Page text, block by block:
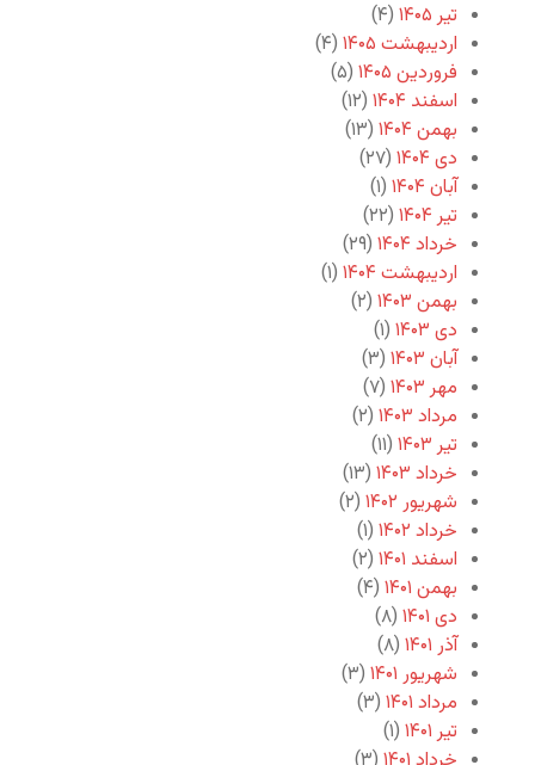
تیر ۱۴۰۵
(۴)
اردیبهشت ۱۴۰۵
(۴)
فروردین ۱۴۰۵
(۵)
اسفند ۱۴۰۴
(۱۲)
بهمن ۱۴۰۴
(۱۳)
دی ۱۴۰۴
(۲۷)
آبان ۱۴۰۴
(۱)
تیر ۱۴۰۴
(۲۲)
خرداد ۱۴۰۴
(۲۹)
اردیبهشت ۱۴۰۴
(۱)
بهمن ۱۴۰۳
(۲)
دی ۱۴۰۳
(۱)
آبان ۱۴۰۳
(۳)
مهر ۱۴۰۳
(۷)
مرداد ۱۴۰۳
(۲)
تیر ۱۴۰۳
(۱۱)
خرداد ۱۴۰۳
(۱۳)
شهریور ۱۴۰۲
(۲)
خرداد ۱۴۰۲
(۱)
اسفند ۱۴۰۱
(۲)
بهمن ۱۴۰۱
(۴)
دی ۱۴۰۱
(۸)
آذر ۱۴۰۱
(۸)
شهریور ۱۴۰۱
(۳)
مرداد ۱۴۰۱
(۳)
تیر ۱۴۰۱
(۱)